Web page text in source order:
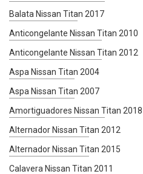
Balata Nissan Titan 2017
Anticongelante Nissan Titan 2010
Anticongelante Nissan Titan 2012
Aspa Nissan Titan 2004
Aspa Nissan Titan 2007
Amortiguadores Nissan Titan 2018
Alternador Nissan Titan 2012
Alternador Nissan Titan 2015
Calavera Nissan Titan 2011